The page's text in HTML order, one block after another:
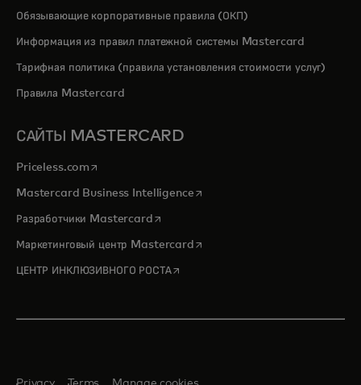
Обязывающие корпоративные правила (ОКП)
Информация из правил платежной системы Mastercard
Тарифная политика (правила установления стоимости услуг)
Правила Mastercard
САЙТЫ MASTERCARD
Priceless.com opens in a new tab
Mastercard Business Intelligenceopens in a new tab
Разработчики Mastercardopens in a new tab
Маркетинговый центр Mastercardopens in a new tab
ЦЕНТР ИНКЛЮЗИВНОГО РОСТАopens in a new tab